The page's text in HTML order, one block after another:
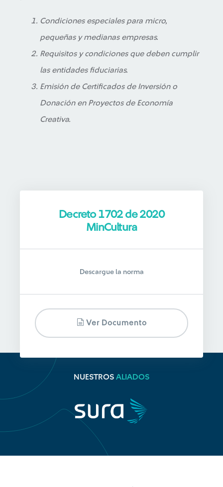
Condiciones especiales para micro,
pequeñas y medianas empresas.
Requisitos y condiciones que deben cumplir
las entidades fiduciarias.
Emisión de Certificados de Inversión o
Donación en Proyectos de Economía
Creativa.
Decreto 1702 de 2020
MinCultura
Descargue la norma
Ver Documento
NUESTROS ALIADOS